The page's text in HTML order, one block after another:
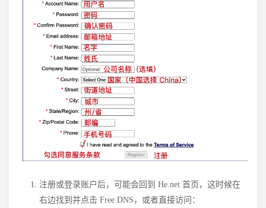
注册或登录账户后，可能会回到 He.net 首页，这时候在
右边找到并点击 Free DNS，或者直接访问：